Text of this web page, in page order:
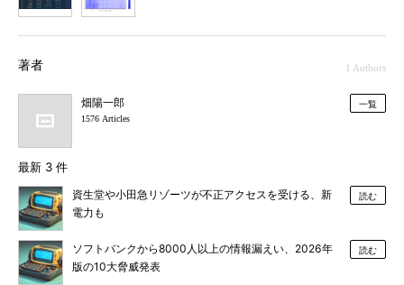
著者 1 Authors
畑陽一郎
1576 Articles
一覧
最新 3 件
資生堂や小田急リゾーツが不正アクセスを受ける、新
電力も
読む
ソフトバンクから8000人以上の情報漏えい、2026年
版の10大脅威発表
読む